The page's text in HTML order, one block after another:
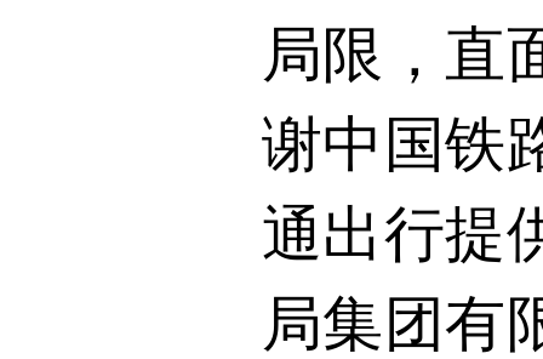
局限，直
谢中国铁
通出行提
局集团有